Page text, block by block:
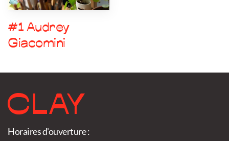
#1 Audrey
Giacomini
Horaires d'ouverture :